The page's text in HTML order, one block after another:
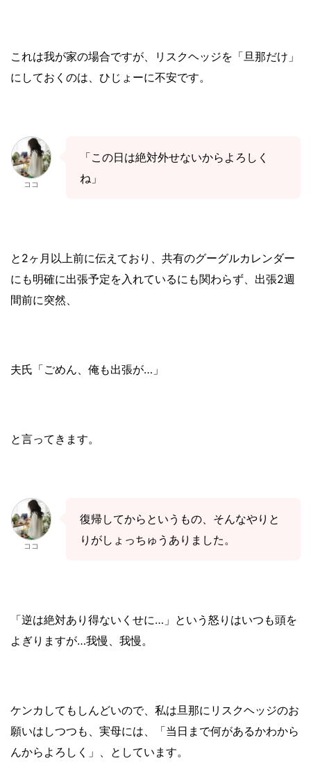
これは我が家の場合ですが、リスクヘッジを「旦那だけ」
にしておくのは、ひじょーに不安です。
ココ
「この日は絶対外せないからよろしく
ね」
と2ヶ月以上前に伝えており、共有のグーグルカレンダー
にも明確に出張予定を入れているにも関わらず、出張2週
間前に突然、
夫氏「ごめん、俺も出張が… 」
と言ってきます。
ココ
復帰してからというもの、そんなやりと
りがしょっちゅうありました。
「逆は絶対あり得ないくせに…」 という怒りはいつも頭を
よぎりますが…我慢、我慢。
ケンカしてもしんどいので、私は旦那にリスクヘッジのお
願いはしつつも、実母には、「当日まで何があるかわから
んからよろしく」、としています。